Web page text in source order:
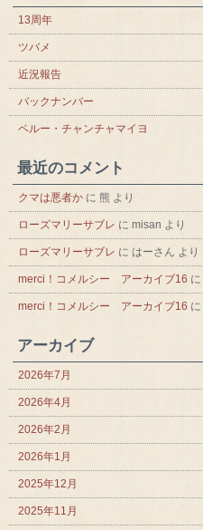
13周年
ツバメ
近況報告
バックナンバー
ペルー・チャンチャマイヨ
最近のコメント
クマは悪者か に 熊 より
ローズマリーサブレ に misan より
ローズマリーサブレ に はーさん より
merci！コメルシー アーカイブ16 に
merci！コメルシー アーカイブ16 に
アーカイブ
2026年7月
2026年4月
2026年2月
2026年1月
2025年12月
2025年11月